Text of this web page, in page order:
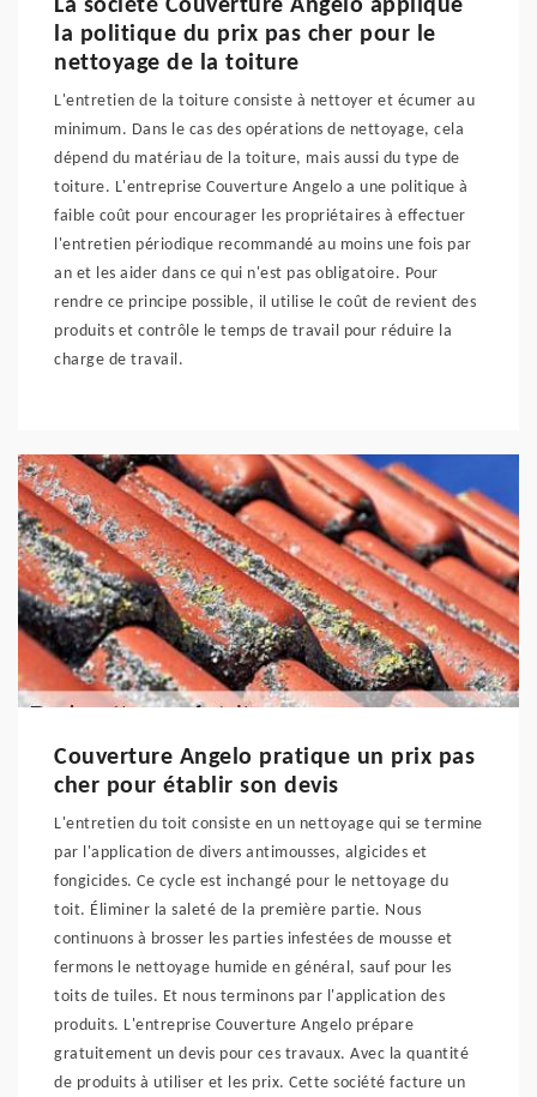
La société Couverture Angelo applique
la politique du prix pas cher pour le
nettoyage de la toiture
L'entretien de la toiture consiste à nettoyer et écumer au
minimum. Dans le cas des opérations de nettoyage, cela
dépend du matériau de la toiture, mais aussi du type de
toiture. L'entreprise Couverture Angelo a une politique à
faible coût pour encourager les propriétaires à effectuer
l'entretien périodique recommandé au moins une fois par
an et les aider dans ce qui n'est pas obligatoire. Pour
rendre ce principe possible, il utilise le coût de revient des
produits et contrôle le temps de travail pour réduire la
charge de travail.
Couverture Angelo pratique un prix pas
cher pour établir son devis
L'entretien du toit consiste en un nettoyage qui se termine
par l'application de divers antimousses, algicides et
fongicides. Ce cycle est inchangé pour le nettoyage du
toit. Éliminer la saleté de la première partie. Nous
continuons à brosser les parties infestées de mousse et
fermons le nettoyage humide en général, sauf pour les
toits de tuiles. Et nous terminons par l'application des
produits. L'entreprise Couverture Angelo prépare
gratuitement un devis pour ces travaux. Avec la quantité
de produits à utiliser et les prix. Cette société facture un